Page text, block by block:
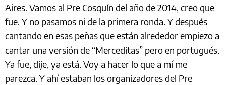
Aires. Vamos al Pre Cosquín del año de 2014, creo que
fue. Y no pasamos ni de la primera ronda. Y después
cantando en esas peñas que están alrededor empiezo a
cantar una versión de “Merceditas” pero en portugués.
Ya fue, dije, ya está. Voy a hacer lo que a mí me
parezca. Y ahí estaban los organizadores del Pre